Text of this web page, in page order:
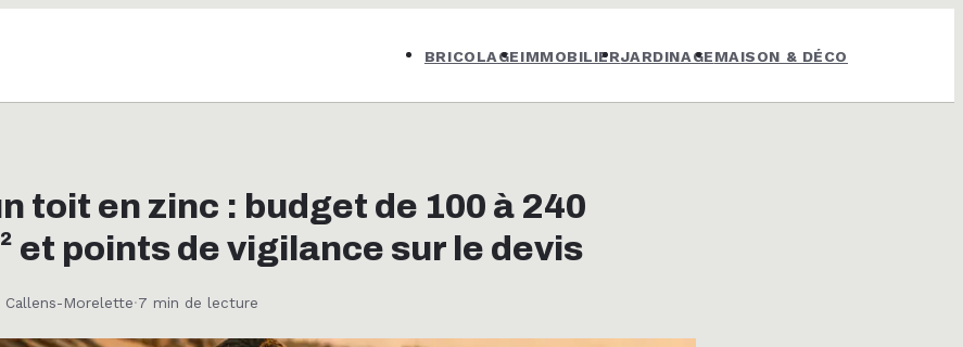
BRICOLAGEIMMOBILIERJARDINAGEMAISON & DÉCO
toit en zinc : budget de 100 à 240
et points de vigilance sur le devis
Callens-Morelette·7 min de lecture